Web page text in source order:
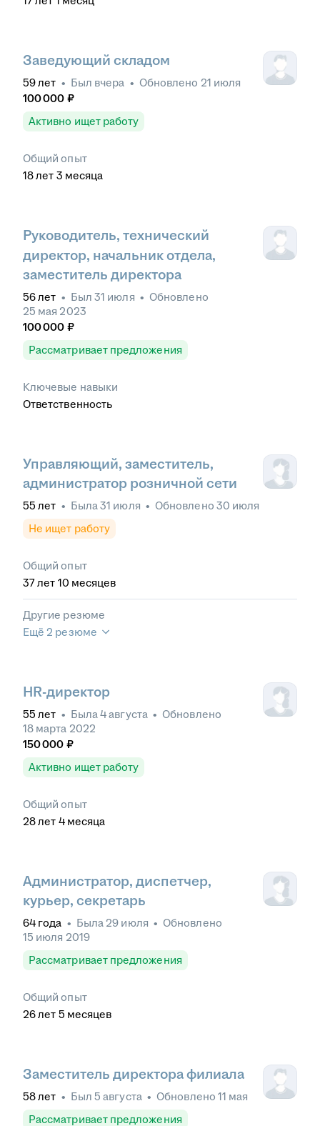
Заведующий складом
59лет • Был вчера • Обновлено 21 июля
100 000 ₽
Активно ищет работу
Общий опыт
18лет 3 месяца
Руководитель, технический
директор, начальник отдела,
заместитель директора
56лет • Был 31 июля • Обновлено
25 мая 2023
100 000 ₽
Рассматривает предложения
Ключевые навыки
Ответственность
Управляющий, заместитель,
администратор розничной сети
55 лет • Была31 июля • Обновлено 30 июля
Не ищет работу
Общий опыт
37лет 10 месяцев
Другие резюме
Ещё 2 резюме
HR-директор
55 лет • Была4 августа • Обновлено
18 марта 2022
150 000 ₽
Активно ищет работу
Общий опыт
28лет 4 месяца
Администратор, диспетчер,
курьер, секретарь
64 года • Была 29 июля • Обновлено
15 июля 2019
Рассматривает предложения
Общий опыт
26лет 5 месяцев
Заместитель директора филиала
58лет • Был 5 августа • Обновлено 11 мая
Рассматривает предложения